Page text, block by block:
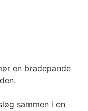
en bradepande
sammen i en